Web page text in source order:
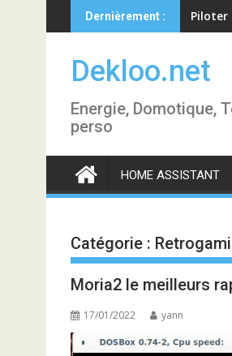
to
content
Dernièrement : Piloter
Dekloo.net
Energie, Domotique,
perso
HOME ASSISTANT
Catégorie :
Moria2 le meilleurs
17/01/2022 yann